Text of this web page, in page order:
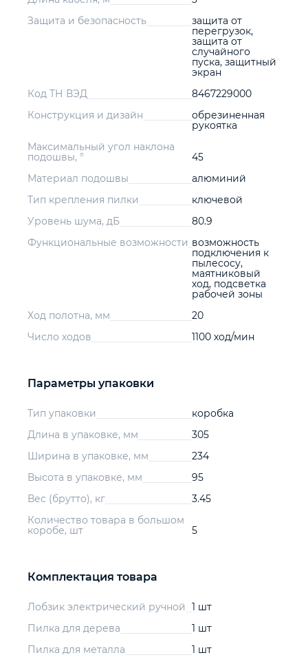
Защита и безопасность
защита от
перегрузок,
защита от
случайного
пуска, защитный
экран
Код ТН ВЭД
8467229000
Конструкция и дизайн
обрезиненная
рукоятка
Максимальный угол наклона
подошвы, °
45
Материал подошвы
алюминий
Тип крепления пилки
ключевой
Уровень шума, дБ
80.9
Функциональные возможности возможность
подключения к
пылесосу,
маятниковый
ход, подсветка
рабочей зоны
Ход полотна, мм
20
Число ходов
1100 ход/мин
Параметры упаковки
Тип упаковки
коробка
Длина в упаковке, мм
305
Ширина в упаковке, мм
234
Высота в упаковке, мм
95
Вес (брутто), кг
3.45
Количество товара в большом
коробе, шт
5
Комплектация товара
Лобзик электрический ручной 1 шт
Пилка для дерева
1 шт
Пилка для металла
1 шт